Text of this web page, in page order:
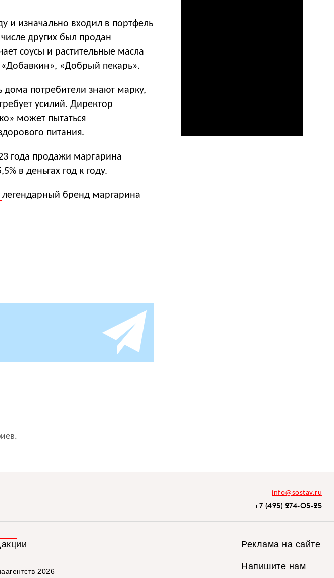
и изначально входил в портфель
других был продан
соусы и растительные масла
«Добрый пекарь».
дома потребители знают марку,
усилий. Директор
может пытаться
питания.
года продажи маргарина
в деньгах год к году.
легендарный бренд маргарина
info@sostav.ru
+7 (495) 274-05-25
2026
Реклама на сайте
Напишите нам